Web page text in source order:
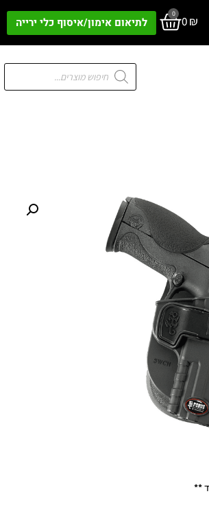
0₪
0
לתיאום אימון/איסוף כלי ירייה
**